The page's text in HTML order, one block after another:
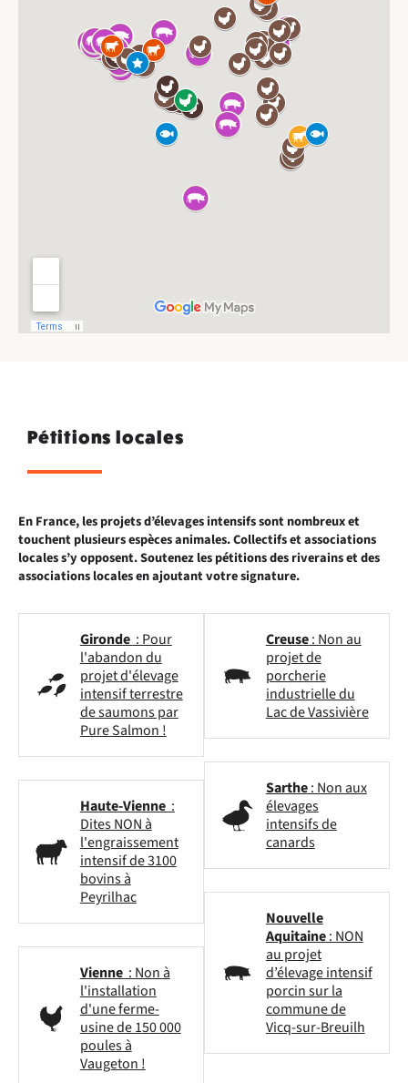
Pétitions locales
En France, les projets d’élevages intensifs sont nombreux et
touchent plusieurs espèces animales. Collectifs et associations
locales s’y opposent. Soutenez les pétitions des riverains et des
associations locales en ajoutant votre signature.
Gironde: Pour
l'abandon du
projet d'élevage
intensif terrestre
de saumons par
Pure Salmon !
Haute-Vienne:
Dites NON à
l'engraissement
intensif de 3100
bovins à
Peyrilhac
Vienne: Non à
l'installation
d'une ferme-
usine de 150 000
poules à
Vaugeton !
Creuse: Non au
projet de
porcherie
industrielle du
Lac de Vassivière
Sarthe: Non aux
élevages
intensifs de
canards
Nouvelle
Aquitaine: NON
au projet
d’élevage intensif
porcin sur la
commune de
Vicq-sur-Breuilh